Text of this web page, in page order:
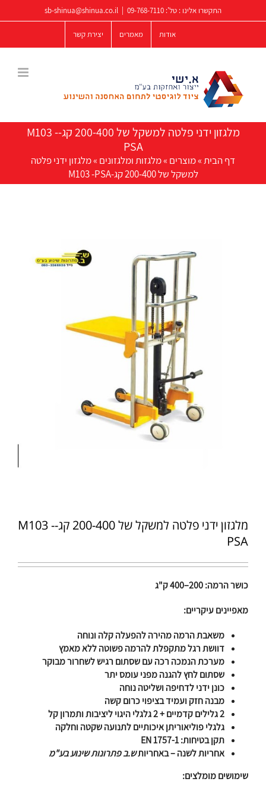
לתוכן
התקשרו אלינו : טל': 09-768-7110
sb-shinua@shinua.co.il
אודות מאמרים יצירת קשר
מלגזון ידני פלטה למשקל של 200-400 קג-M103 -
PSA
דף הבית»מוצרים »מלגזות ומלגזונים »מלגזון ידני פלטה
למשקל של 200-400 קג-M103 -PSA
מלגזון ידני פלטה למשקל של 200-400 קג-M103 -
PSA
כושר הרמה: 200–400 ק"ג
מאפיינים עיקריים:
משאבת הרמה מהירה להפעלה קלה ונוחה
דוושת רגל מתקפלת להרמה פשוטה ללא מאמץ
מערכת הנמכה רכה עם שסתום רגיש לשחרור מבוקר
שסתום לחץ להגנה מפני עומס יתר
כונן ידני לדחיפה ושליטה נוחה
מבנה חזק ועמיד בציפוי כרום קשה
2 גלילים קדמיים + 2 גלגלי היגוי ליציבות ותמרון קל
גלגלי פוליאוריתן איכותיים לתנועה שקטה וחלקה
תקן בטיחות: EN 1757-1
אחריות לשנה – באחריותש.ב פתרונות שינוע בע"מ
שימושים מומלצים: